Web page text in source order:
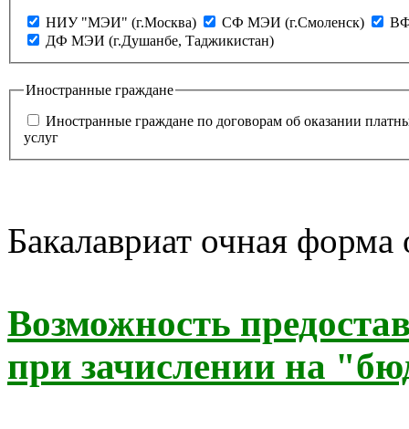
НИУ "МЭИ" (г.Москва)
СФ МЭИ (г.Смоленск)
ДФ МЭИ (г.Душанбе, Таджикистан)
Иностранные граждане
Иностранные граждане по договорам об оказании
услуг
Бакалавриат очная форма
Возможность
при зачислении на